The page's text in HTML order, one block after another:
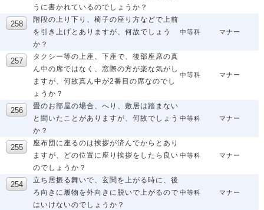
うに書かれているのでしょうか？
階段の上り下り、椅子の座り方などで上前
を引き上げとありますが、何故でしょう
か？
中等科 マナー
タクシー等の上座、下座で、後部座席の真
ん中の席ではなく、窓際の方が楽な気がし
ますが、何故真ん中が2番目の席なのでし
ょうか？
中等科 マナー
畳のお部屋の場合、へり、敷居は踏まない
と聞いたことがありますが、何故でしょう
か？
中等科 マナー
座布団に座るのは挨拶が済んでからとあり
ますが、どの位置に座り挨拶をしたら良い
のでしょうか？
中等科 マナー
立ち居振る舞いで、玄関を上がる時に、後
ろ向きに履物を外向きに脱いで上がるので
はいけないのでしょうか？
中等科 マナー